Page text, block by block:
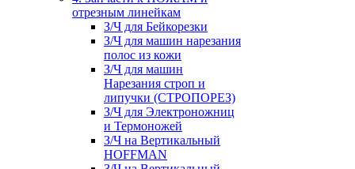
отрезным линейкам
З/Ч для Бейкорезки
З/Ч для машин нарезания
полос из кожи
З/Ч для машин
Нарезания строп и
липучки (СТРОПОРЕЗ)
З/Ч для Электроножниц
и Термоножей
З/Ч на Вертикальный
HOFFMAN